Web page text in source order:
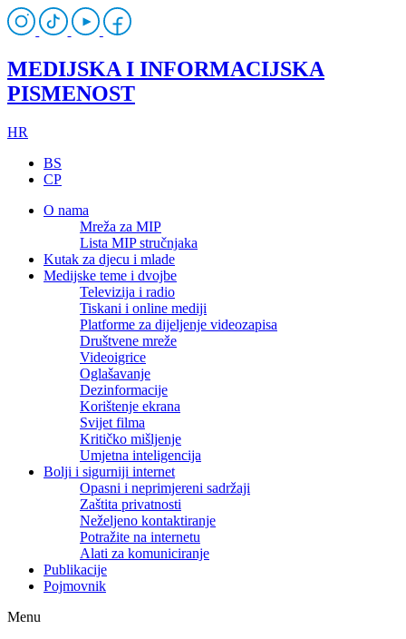
MEDIJSKA I INFORMACIJSKA
PISMENOST
HR
BS
CP
O nama
Mreža za MIP
Lista MIP stručnjaka
Kutak za djecu i mlade
Medijske teme i dvojbe
Televizija i radio
Tiskani i online mediji
Platforme za dijeljenje videozapisa
Društvene mreže
Videoigrice
Oglašavanje
Dezinformacije
Korištenje ekrana
Svijet filma
Kritičko mišljenje
Umjetna inteligencija
Bolji i sigurniji internet
Opasni i neprimjereni sadržaji
Zaštita privatnosti
Neželjeno kontaktiranje
Potražite na internetu
Alati za komuniciranje
Publikacije
Pojmovnik
Menu